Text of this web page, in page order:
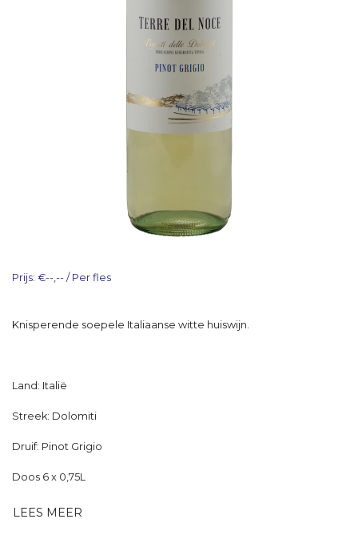
Prijs: €--,-- / Per fles
Knisperende soepele Italiaanse witte huiswijn.
Land: Italië
Streek: Dolomiti
Druif: Pinot Grigio
Doos 6 x 0,75L
LEES MEER